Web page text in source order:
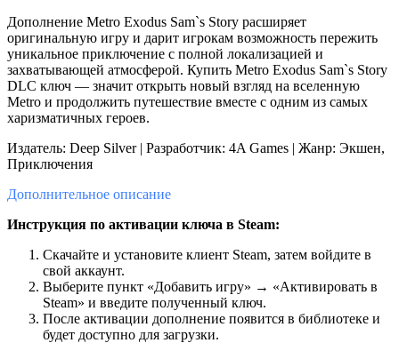
Дополнение Metro Exodus Sam`s Story расширяет
оригинальную игру и дарит игрокам возможность пережить
уникальное приключение с полной локализацией и
захватывающей атмосферой. Купить Metro Exodus Sam`s Story
DLC ключ — значит открыть новый взгляд на вселенную
Metro и продолжить путешествие вместе с одним из самых
харизматичных героев.
Издатель: Deep Silver | Разработчик: 4A Games | Жанр: Экшен,
Приключения
Дополнительное описание
Инструкция по активации ключа в Steam:
Скачайте и установите клиент Steam, затем войдите в
свой аккаунт.
Выберите пункт «Добавить игру» → «Активировать в
Steam» и введите полученный ключ.
После активации дополнение появится в библиотеке и
будет доступно для загрузки.